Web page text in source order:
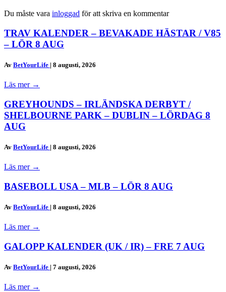
Du måste vara inloggad för att skriva en kommentar
TRAV KALENDER – BEVAKADE HÄSTAR / V85
– LÖR 8 AUG
Av BetYourLife | 8 augusti, 2026
Läs mer →
GREYHOUNDS – IRLÄNDSKA DERBYT /
SHELBOURNE PARK – DUBLIN – LÖRDAG 8
AUG
Av BetYourLife | 8 augusti, 2026
Läs mer →
BASEBOLL USA – MLB – LÖR 8 AUG
Av BetYourLife | 8 augusti, 2026
Läs mer →
GALOPP KALENDER (UK / IR) – FRE 7 AUG
Av BetYourLife | 7 augusti, 2026
Läs mer →